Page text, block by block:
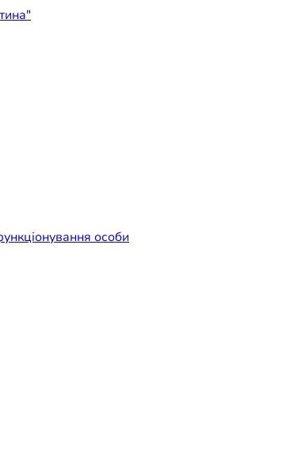
"Лікарня
особи